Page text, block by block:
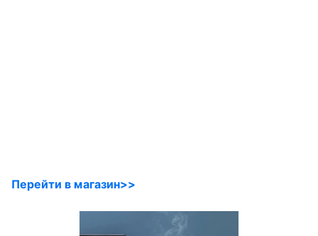
Перейти в магазин>>